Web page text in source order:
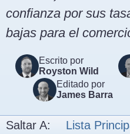
confianza por sus
bajas para el
Escrito por
Royston Wild
Editado por
James Barra
Saltar A: Lista